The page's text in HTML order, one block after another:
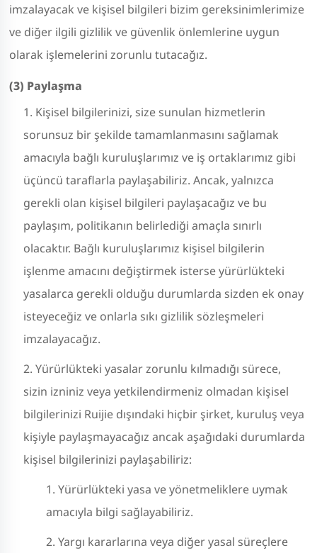
imzalayacak ve kişisel bilgileri bizim gereksinimlerimize
ve diğer ilgili gizlilik ve güvenlik önlemlerine uygun
olarak işlemelerini zorunlu tutacağız.
(3) Paylaşma
Kişisel bilgilerinizi, size sunulan hizmetlerin
sorunsuz bir şekilde tamamlanmasını sağlamak
amacıyla bağlı kuruluşlarımız ve iş ortaklarımız gibi
üçüncü taraflarla paylaşabiliriz. Ancak, yalnızca
gerekli olan kişisel bilgileri paylaşacağız ve bu
paylaşım, politikanın belirlediği amaçla sınırlı
olacaktır. Bağlı kuruluşlarımız kişisel bilgilerin
işlenme amacını değiştirmek isterse yürürlükteki
yasalarca gerekli olduğu durumlarda sizden ek onay
isteyeceğiz ve onlarla sıkı gizlilik sözleşmeleri
imzalayacağız.
Yürürlükteki yasalar zorunlu kılmadığı sürece,
sizin izniniz veya yetkilendirmeniz olmadan kişisel
bilgilerinizi Ruijie dışındaki hiçbir şirket, kuruluş veya
kişiyle paylaşmayacağız ancak aşağıdaki durumlarda
kişisel bilgilerinizi paylaşabiliriz:
Yürürlükteki yasa ve yönetmeliklere uymak
amacıyla bilgi sağlayabiliriz.
Yargı kararlarına veya diğer yasal süreçlere